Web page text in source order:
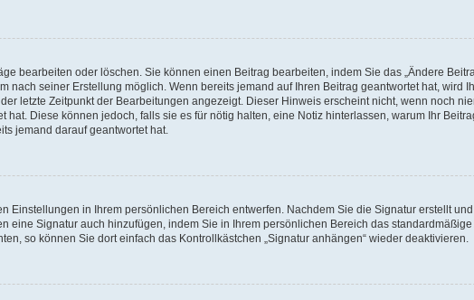
bearbeiten oder löschen. Sie können einen Beitrag bearbeiten, indem Sie das „Ändere
seiner Erstellung möglich. Wenn bereits jemand auf Ihren Beitrag geantwortet hat, wird
letzte Zeitpunkt der Bearbeitungen angezeigt. Dieser Hinweis erscheint nicht, wenn noch
Diese können jedoch, falls sie es für nötig halten, eine Notiz hinterlassen, warum Ihr
jemand darauf geantwortet hat.
in Ihrem persönlichen Bereich entwerfen. Nachdem Sie die Signatur erstellt
eine Signatur auch hinzufügen, indem Sie in Ihrem persönlichen Bereich das
so können Sie dort einfach das Kontrollkästchen „Signatur anhängen“ wieder deaktivieren.